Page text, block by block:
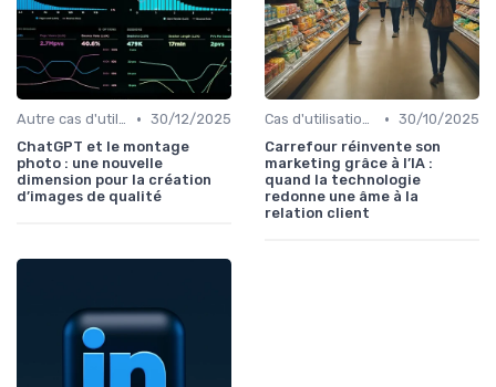
Autre cas d'utilisation • 30/12/2025
ChatGPT et le montage
photo : une nouvelle
dimension pour la création
d’images de qualité
Cas d'utilisation IA relation client • 30/10/2025
Carrefour réinvente son
marketing grâce à l’IA :
quand la technologie
redonne une âme à la
relation client